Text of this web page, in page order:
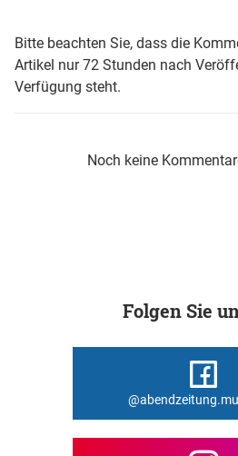
Bitte beachten Sie, dass die
Artikel nur 72 Stunden nach
Verfügung steht.
Noch keine
Folgen Sie